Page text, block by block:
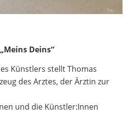
Deins“
Künstlers stellt Thomas
des Arztes, der Ärztin zur
und die Künstler:Innen